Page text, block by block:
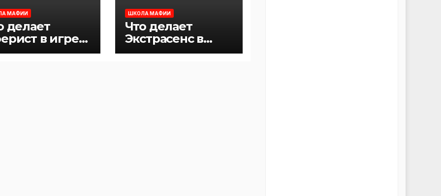
МАФИИ
делает
в игре
ШКОЛА МАФИИ
Что делает
Экстрасенс в
игре Мафия